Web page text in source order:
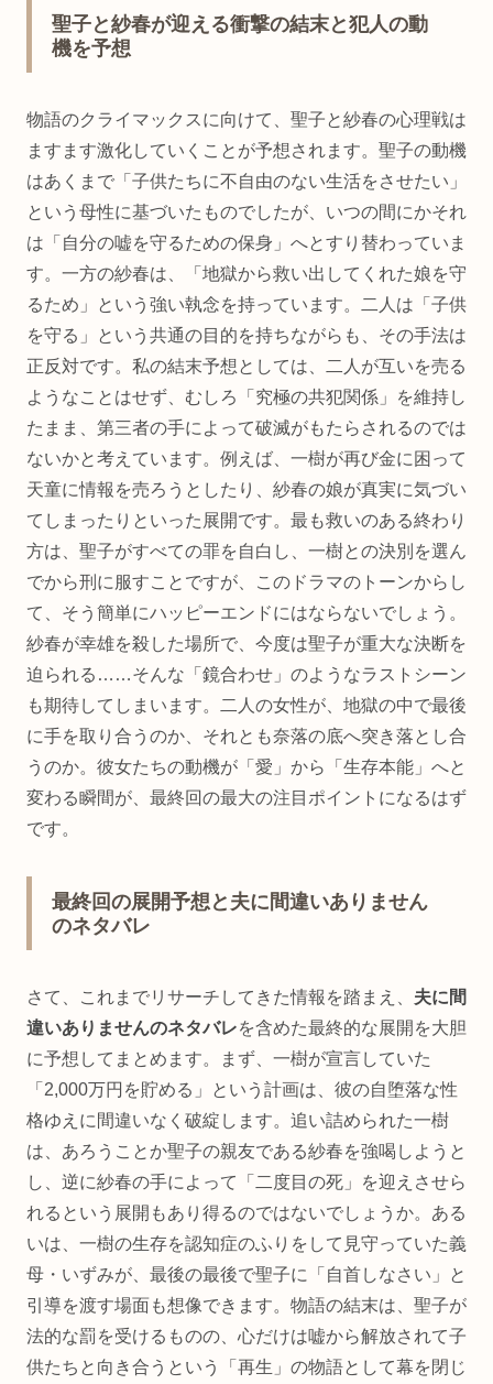
聖子と紗春が迎える衝撃の結末と犯人の動
機を予想
物語のクライマックスに向けて、聖子と紗春の心理戦は
ますます激化していくことが予想されます。聖子の動機
はあくまで「子供たちに不自由のない生活をさせたい」
という母性に基づいたものでしたが、いつの間にかそれ
は「自分の嘘を守るための保身」へとすり替わっていま
す。一方の紗春は、「地獄から救い出してくれた娘を守
るため」という強い執念を持っています。二人は「子供
を守る」という共通の目的を持ちながらも、その手法は
正反対です。私の結末予想としては、二人が互いを売る
ようなことはせず、むしろ「究極の共犯関係」を維持し
たまま、第三者の手によって破滅がもたらされるのでは
ないかと考えています。例えば、一樹が再び金に困って
天童に情報を売ろうとしたり、紗春の娘が真実に気づい
てしまったりといった展開です。最も救いのある終わり
方は、聖子がすべての罪を自白し、一樹との決別を選ん
でから刑に服すことですが、このドラマのトーンからし
て、そう簡単にハッピーエンドにはならないでしょう。
紗春が幸雄を殺した場所で、今度は聖子が重大な決断を
迫られる……そんな「鏡合わせ」のようなラストシーン
も期待してしまいます。二人の女性が、地獄の中で最後
に手を取り合うのか、それとも奈落の底へ突き落とし合
うのか。彼女たちの動機が「愛」から「生存本能」へと
変わる瞬間が、最終回の最大の注目ポイントになるはず
です。
最終回の展開予想と夫に間違いありません
のネタバレ
さて、これまでリサーチしてきた情報を踏まえ、 夫に間
違いありませんのネタバレを含めた最終的な展開を大胆
に予想してまとめます。まず、一樹が宣言していた
「2,000万円を貯める」という計画は、彼の自堕落な性
格ゆえに間違いなく破綻します。追い詰められた一樹
は、あろうことか聖子の親友である紗春を強喝しようと
し、逆に紗春の手によって「二度目の死」を迎えさせら
れるという展開もあり得るのではないでしょうか。ある
いは、一樹の生存を認知症のふりをして見守っていた義
母・いずみが、最後の最後で聖子に「自首しなさい」と
引導を渡す場面も想像できます。物語の結末は、聖子が
法的な罰を受けるものの、心だけは嘘から解放されて子
供たちと向き合うという「再生」の物語として幕を閉じ